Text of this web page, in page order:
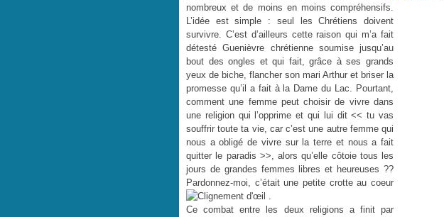
nombreux et de moins en moins compréhensifs.
L’idée est simple : seul les Chrétiens doivent
survivre. C’est d’ailleurs cette raison qui m’a fait
détesté Guenièvre chrétienne soumise jusqu’au
bout des ongles et qui fait, grâce à ses grands
yeux de biche, flancher son mari Arthur et briser la
promesse qu’il a fait à la Dame du Lac. Pourtant,
comment une femme peut choisir de vivre dans
une religion qui l’opprime et qui lui dit << tu vas
souffrir toute ta vie, car c’est une autre femme qui
nous a obligé de vivre sur la terre et nous a fait
quitter le paradis >>, alors qu’elle côtoie tous les
jours de grandes femmes libres et heureuses ??
Pardonnez-moi, c’était une petite crotte au coeur
.
Ce combat entre les deux religions a finit par